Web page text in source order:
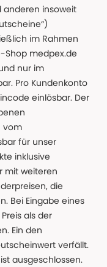
anderen insoweit
im Rahmen
Shop medpex.de
nur im
Pro Kundenkonto
einlösbar. Der
vom
für unser
inklusive
mit weiteren
die
Bei Eingabe eines
als der
Ein den
verfällt.
ausgeschlossen.